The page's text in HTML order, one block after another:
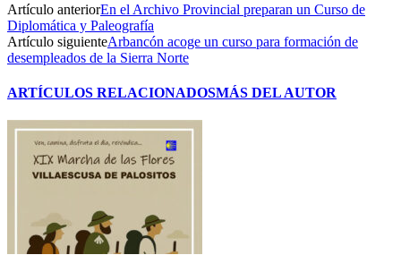
Artículo anteriorEn el Archivo Provincial preparan un Curso de
Diplomática y Paleografía
Artículo siguienteArbancón acoge un curso para formación de
desempleados de la Sierra Norte
ARTÍCULOS RELACIONADOSMÁS DEL AUTOR